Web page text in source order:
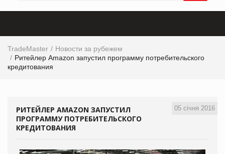
TradeMaster
Новости за рубежем
Ритейлер Amazon запустил программу потребительского
кредитования
05 січня 2016
РИТЕЙЛЕР AMAZON ЗАПУСТИЛ
ПРОГРАММУ ПОТРЕБИТЕЛЬСКОГО
КРЕДИТОВАНИЯ